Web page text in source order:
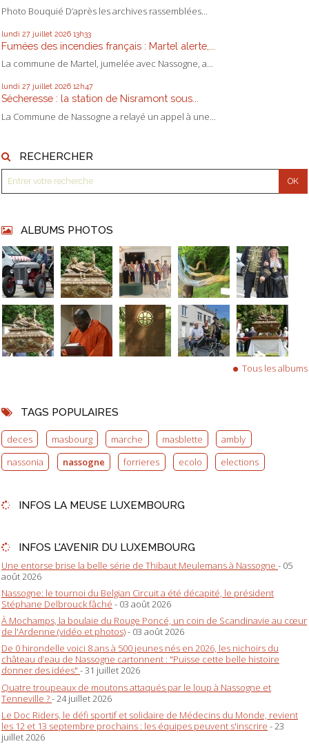
Photo Bouquié D’après les archives rassemblées...
lundi 27 juillet 2026 13h33
Fumées des incendies français : Martel alerte,...
La commune de Martel, jumelée avec Nassogne, a...
lundi 27 juillet 2026 12h47
Sécheresse : la station de Nisramont sous...
La Commune de Nassogne a relayé un appel à une...
RECHERCHER
ALBUMS PHOTOS
Tous les albums
TAGS POPULAIRES
deces masbourg marche masblette
ambly
nassonia
nassogne forrieres ecolo elections
INFOS LA MEUSE LUXEMBOURG
INFOS L'AVENIR DU LUXEMBOURG
Une entorse brise la belle série de Thibaut Meulemans à Nassogne - 05
août 2026
Nassogne: le tournoi du Belgian Circuit a été décapité, le président
Stéphane Delbrouck fâché - 03 août 2026
À Mochamps, la boulaie du Rouge Poncé, un coin de Scandinavie au cœur
de l'Ardenne (vidéo et photos)- 03 août 2026
De 0 hirondelle voici 8 ans à 500 jeunes nés en 2026, les nichoirs du
château d’eau de Nassogne cartonnent : "Puisse cette belle histoire
donner des idées" - 31 juillet 2026
Quatre troupeaux de moutons attaqués par le loup à Nassogne et
Tenneville ?- 24 juillet 2026
Le Doc Riders, le défi sportif et solidaire de Médecins du Monde, revient
les 12 et 13 septembre prochains : les équipes peuvent s'inscrire - 23
juillet 2026